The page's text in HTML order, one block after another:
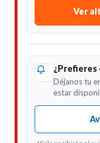
Ver
¿Prefieres
Déjanos tu
estar